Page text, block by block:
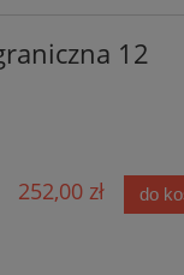
12
252,00 zł do